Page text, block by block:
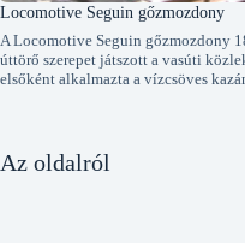
Locomotive Seguin gőzmozdony
A Locomotive Seguin gőzmozdony
úttörő szerepet játszott a vasúti
elsőként alkalmazta a vízcsöves
Az oldalról